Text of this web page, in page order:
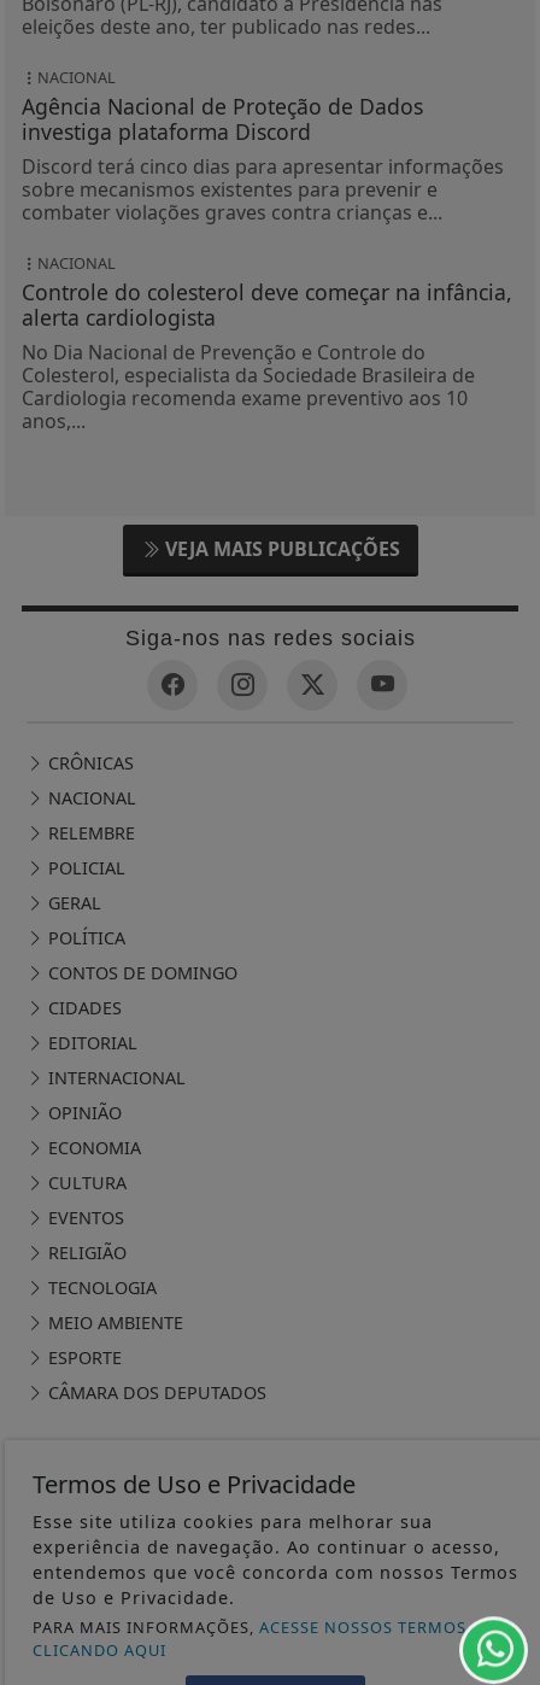
eleições deste ano, ter publicado nas redes...
NACIONAL
Agência Nacional de Proteção de Dados
investiga plataforma Discord
Discord terá cinco dias para apresentar informações
sobre mecanismos existentes para prevenir e
combater violações graves contra crianças e...
NACIONAL
Controle do colesterol deve começar na infância,
alerta cardiologista
No Dia Nacional de Prevenção e Controle do
Colesterol, especialista da Sociedade Brasileira de
Cardiologia recomenda exame preventivo aos 10
anos,...
VEJA MAIS PUBLICAÇÕES
Siga-nos nas redes sociais
CRÔNICAS
NACIONAL
RELEMBRE
POLICIAL
GERAL
POLÍTICA
CONTOS DE DOMINGO
CIDADES
EDITORIAL
INTERNACIONAL
OPINIÃO
ECONOMIA
CULTURA
EVENTOS
RELIGIÃO
TECNOLOGIA
MEIO AMBIENTE
ESPORTE
CÂMARA DOS DEPUTADOS
ÁGUA PRETA 24H - TODOS OS DIREITOS RESERVADOS
TERMOS DE USO E PRIVACIDADE
Termos de Uso e Privacidade
Esse site utiliza cookies para melhorar sua
experiência de navegação. Ao continuar o acesso,
entendemos que você concorda com nossos Termos
de Uso e Privacidade.
PARA MAIS INFORMAÇÕES, ACESSE NOSSOS TERMOS
CLICANDO AQUI